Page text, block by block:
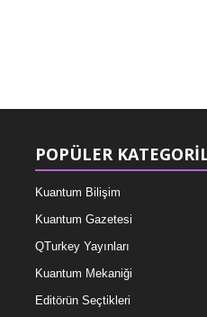
POPÜLER
Kuantum Bilişim
Kuantum Gazetesi
QTurkey Yayınları
Kuantum Mekaniği
Editörün Seçtikleri